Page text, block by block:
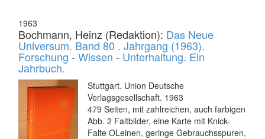
1963
Bochmann, Heinz (Redaktion): Das Neue
Universum. Band 80 . Jahrgang (1963).
Forschung - Wissen - Unterhaltung. Ein
Jahrbuch.
Stuttgart. Union Deutsche
Verlagsgesellschaft. 1963
479 Seiten, mit zahlreichen, auch farbigen
Abb. 2 Faltbilder, eine Karte mit Knick-
Falte OLeinen, geringe Gebrauchsspuren,